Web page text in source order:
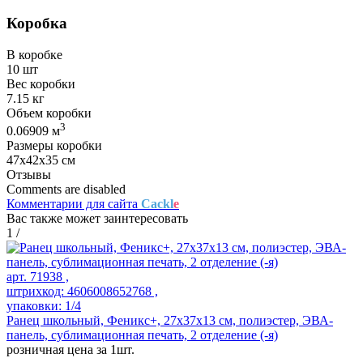
Коробка
В коробке
10 шт
Вес коробки
7.15 кг
Объем коробки
0.06909 м3
Размеры коробки
47х42х35 см
Отзывы
Comments are disabled
Комментарии для сайта Cackle
Вас также может заинтересовать
1 /
арт. 71938 ,
штрихкод: 4606008652768 ,
упаковки: 1/4
Ранец школьный, Феникс+, 27х37х13 см, полиэстер, ЭВА-
панель, сублимационная печать, 2 отделение (-я)
розничная цена за 1шт.